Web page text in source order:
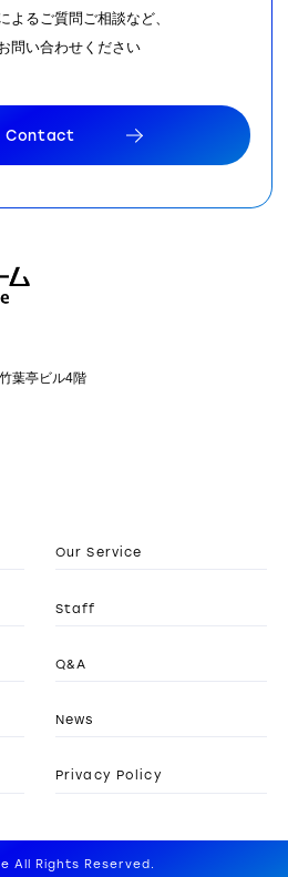
よるご質問ご相談など、
問い合わせください
Contact
葉亭ビル4階
Our Service
Staff
Q&A
News
Privacy Policy
All Rights Reserved.